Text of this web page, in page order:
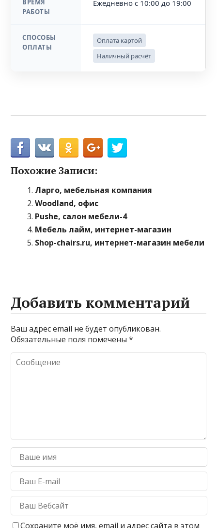
ВРЕМЯ
РАБОТЫ
Ежедневно с 10:00 до 19:00
СПОСОБЫ
ОПЛАТЫ
Оплата картой
Наличный расчёт
Похожие Записи:
Ларго, мебельная компания
Woodland, офис
Pushe, салон мебели-4
Мебель лайм, интернет-магазин
Shop-chairs.ru, интернет-магазин мебели
Добавить комментарий
Ваш адрес email не будет опубликован.
Обязательные поля помечены*
Сохраните моё имя, email и адрес сайта в этом